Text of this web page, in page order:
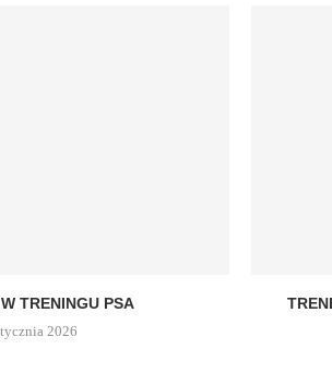
TRENINGU PSA
2026